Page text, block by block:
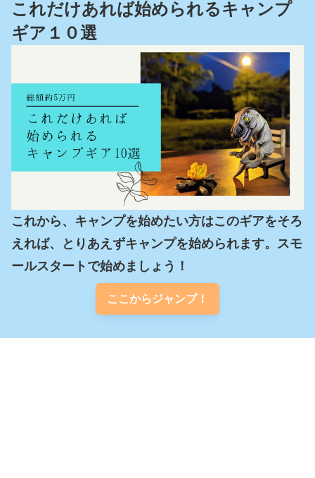
これだけあれば始められるキャンプ
ギア１０選
これから、キャンプを始めたい方はこのギアをそろ
えれば、とりあえずキャンプを始められます。スモ
ールスタートで始めましょう！
ここからジャンプ！